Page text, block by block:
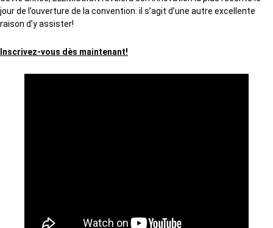
jour de l’ouverture de la convention: il s’agit d’une autre excellente
raison d’y assister!
Inscrivez-vous dès maintenant!